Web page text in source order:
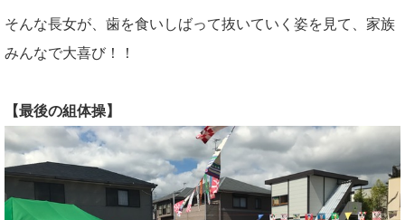
そんな長女が、歯を食いしばって抜いていく姿を見て、家族
みんなで大喜び！！
【最後の組体操】